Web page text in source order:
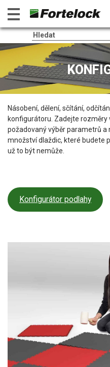
Násobení, dělení, sčítání,
konfigurátoru. Zadejte rozměry
požadovaný výběr parametrů
množství dlaždic, které budete
už to být nemůže.
Konfigurátor podlahy